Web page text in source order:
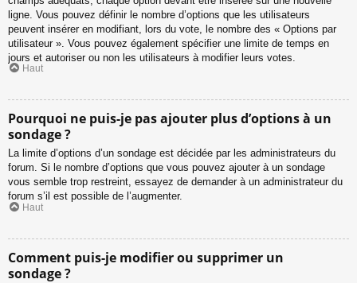
ligne. Vous pouvez définir le nombre d’options que les utilisateurs
peuvent insérer en modifiant, lors du vote, le nombre des « Options par
utilisateur ». Vous pouvez également spécifier une limite de temps en
jours et autoriser ou non les utilisateurs à modifier leurs votes.
Haut
Pourquoi ne puis-je pas ajouter plus d’options à un
sondage ?
La limite d’options d’un sondage est décidée par les administrateurs du
forum. Si le nombre d’options que vous pouvez ajouter à un sondage
vous semble trop restreint, essayez de demander à un administrateur du
forum s’il est possible de l’augmenter.
Haut
Comment puis-je modifier ou supprimer un
sondage ?